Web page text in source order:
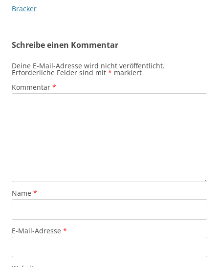
Bracker
Schreibe einen Kommentar
Deine E-Mail-Adresse wird nicht veröffentlicht.
Erforderliche Felder sind mit * markiert
Kommentar *
Name *
E-Mail-Adresse *